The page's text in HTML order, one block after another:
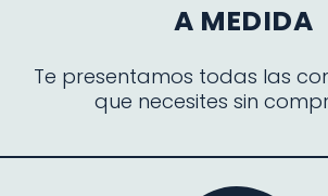
A MEDIDA
Te presentamos todas las
que necesites sin